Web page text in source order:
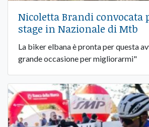
Nicoletta Brandi convocata
stage in Nazionale di Mtb
La biker elbana è pronta per questa
grande occasione per migliorarmi"